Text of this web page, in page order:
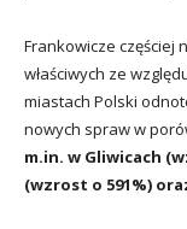
Frankowicze częściej
właściwych ze
miastach Polski
nowych spraw w
m.in. w Gliwicach
(wzrost o 591%)